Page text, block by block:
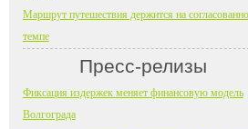
Маршрут путешествия держится на
темпе
Пресс-релизы
Фиксация издержек меняет финансовую модель
Волгограда